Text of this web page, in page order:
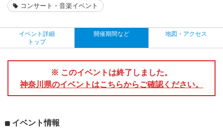
コンサート・音楽イベント
イベント詳細
トップ
開催期間など 地図・アクセス
※ このイベントは終了しました。
神奈川県のイベントはこちらからご確認ください。
イベント情報